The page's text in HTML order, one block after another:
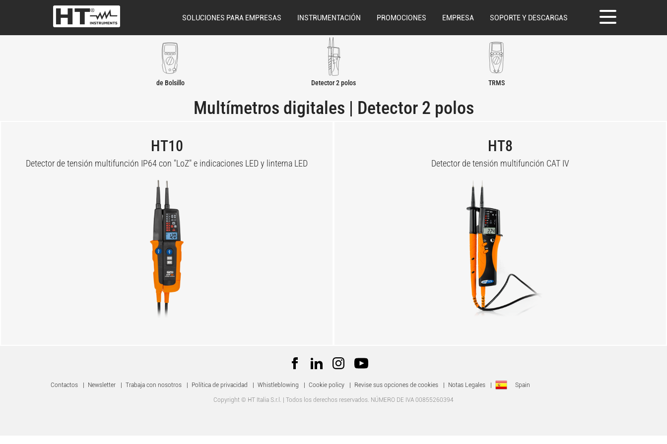
SOLUCIONES PARA EMPRESAS INSTRUMENTACIÓN PROMOCIONES EMPRESA SOPORTE Y DESCARGAS
de Bolsillo Detector 2 polos TRMS
Multímetros digitales | Detector 2 polos
HT10
Detector de tensión multifunción IP64 con "LoZ" e indicaciones LED y linterna LED
HT8
Detector de tensión multifunción CAT IV
Contactos Newsletter Trabaja con nosotros Política de privacidad Whistleblowing Cookie policy Revise sus opciones de cookies Notas Legales Spain
Copyright © HT Italia S.r.l. | Todos los derechos reservados. NÚMERO DE IVA 00855260394